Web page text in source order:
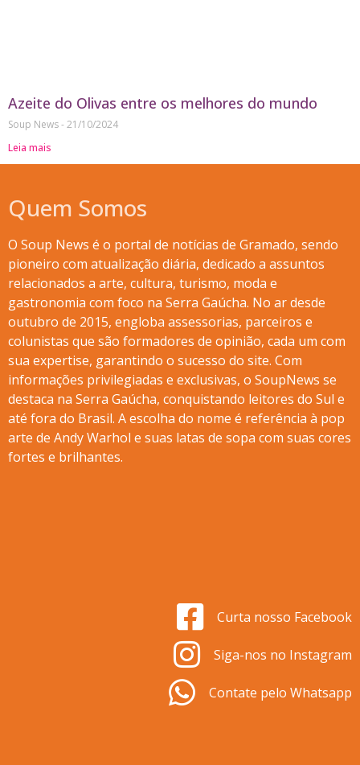
Azeite do Olivas entre os melhores do mundo
Soup News 21/10/2024
Leia mais
Quem Somos
O Soup News é o portal de notícias de Gramado, sendo
pioneiro com atualização diária, dedicado a assuntos
relacionados a arte, cultura, turismo, moda e
gastronomia com foco na Serra Gaúcha. No ar desde
outubro de 2015, engloba assessorias, parceiros e
colunistas que são formadores de opinião, cada um com
sua expertise, garantindo o sucesso do site. Com
informações privilegiadas e exclusivas, o SoupNews se
destaca na Serra Gaúcha, conquistando leitores do Sul e
até fora do Brasil. A escolha do nome é referência à pop
arte de Andy Warhol e suas latas de sopa com suas cores
fortes e brilhantes.
Curta nosso Facebook
Siga-nos no Instagram
Contate pelo Whatsapp